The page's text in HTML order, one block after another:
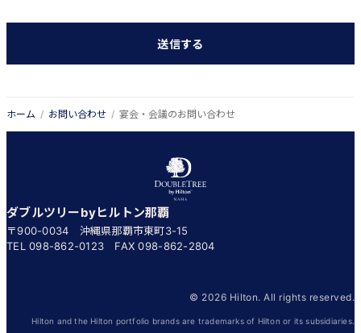
ホーム お問い合わせ 宴会・会議のお問い合わせ
ダブルツリーbyヒルトン那覇
〒900-0034 沖縄県那覇市東町3-15
TEL098-862-0123 FAX 098-862-2804
© 2026 Hilton. All rights reserved.
Hilton and the Hilton portfolio brands are trademarks of Hilton or its subsidiaries.